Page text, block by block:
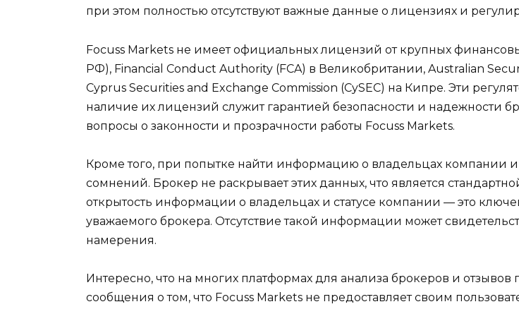
при этом полностью отсутствуют важные данные о лицензиях и
Focuss Markets не имеет официальных лицензий от крупных
РФ), Financial Conduct Authority (FCA) в Великобритании, Australian
Cyprus Securities and Exchange Commission (CySEC) на Кипре. Эти
наличие их лицензий служит гарантией безопасности и надежности
вопросы о законности и прозрачности работы Focuss Markets.
Кроме того, при попытке найти информацию о владельцах компании
сомнений. Брокер не раскрывает этих данных, что является
открытость информации о владельцах и статусе компании — это
уважаемого брокера. Отсутствие такой информации может
намерения.
Интересно, что на многих платформах для анализа брокеров и
сообщения о том, что Focuss Markets не предоставляет своим